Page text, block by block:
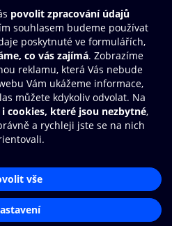
údajů
Aplikace O2 Knihovna
a poslouchej své e-knihy a